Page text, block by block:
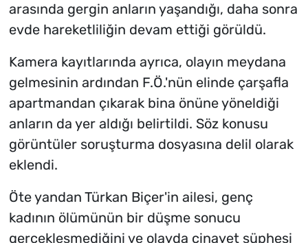
arasında gergin anların yaşandığı, daha sonra
evde hareketliliğin devam ettiği görüldü.
Kamera kayıtlarında ayrıca, olayın meydana
gelmesinin ardından F.Ö.'nün elinde çarşafla
apartmandan çıkarak bina önüne yöneldiği
anların da yer aldığı belirtildi. Söz konusu
görüntüler soruşturma dosyasına delil olarak
eklendi.
Öte yandan Türkan Biçer'in ailesi, genç
kadının ölümünün bir düşme sonucu
gerçekleşmediğini ve olayda cinayet şüphesi